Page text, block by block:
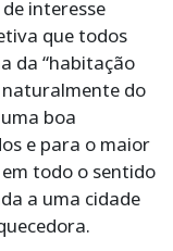
interesse
que todos
da “habitação
do
boa
e para o maior
todo o sentido
a uma cidade